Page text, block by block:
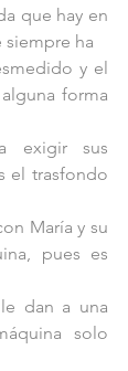
que hay en
siempre ha
y el
forma
exigir sus
el trasfondo
María y su
pues es
dan a una
solo